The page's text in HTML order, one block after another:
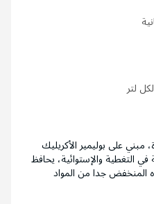
على بوليمير الأكريليك
التغطية والإستوائية، يحافظ
المنخفض جدا من المواد